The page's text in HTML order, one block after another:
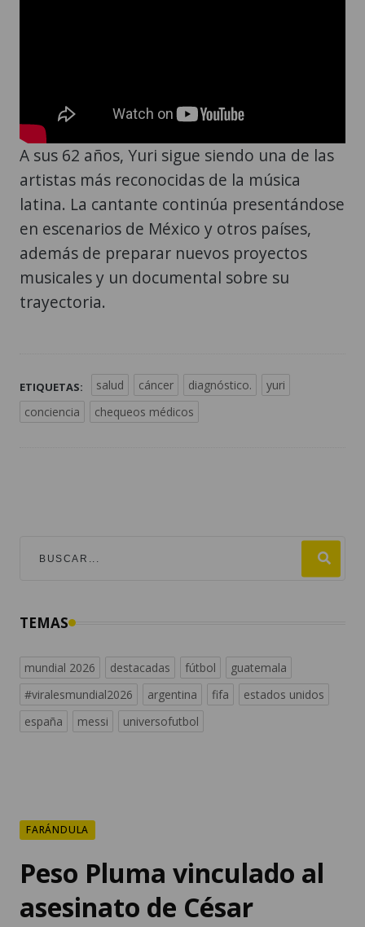
A sus 62 años, Yuri sigue siendo una de las
artistas más reconocidas de la música
latina. La cantante continúa presentándose
en escenarios de México y otros países,
además de preparar nuevos proyectos
musicales y un documental sobre su
trayectoria.
ETIQUETAS: salud cáncer diagnóstico.
yuri
conciencia
chequeos médicos
TEMAS
mundial 2026 destacadas fútbol
guatemala
#viralesmundial2026
argentina fifa
estados unidos
españa
messi universofutbol
FARÁNDULA
Peso Pluma vinculado al
asesinato de César